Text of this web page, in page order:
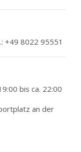
8022 95551
bis ca. 22:00
an der